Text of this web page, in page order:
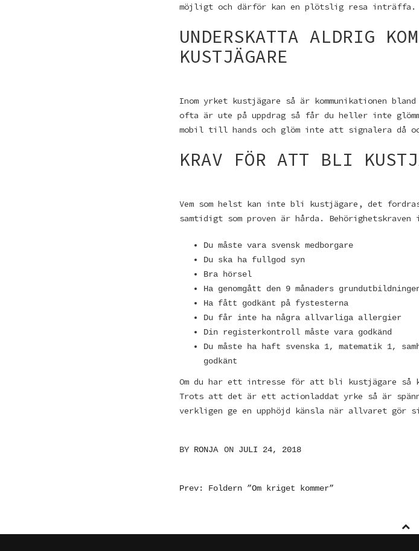
möjligt och därför kan en plötslig resa inträffa.
UNDERSKATTA ALDRIG
KUSTJÄGARE
Inom yrket kustjägare så är kommunikationen
ofta är ute på uppdrag så får du heller inte
mobil till hands och glöm inte att signalera då
KRAV FÖR ATT BLI
Vem som helst kan inte bli kustjägare, det
samtidigt som proven är hårda.
Du måste vara svensk medborgare
Du ska ha fullgod syn
Bra hörsel
Ha genomgått den 9 månaders
Ha fått godkänt på fystesterna
Du får inte ha några allvarliga allergier
Din registerkontroll måste vara godkänd
Du måste ha haft svenska 1, matematik 1,
godkänt
Om du har ett intresse för att bli kustjägare så
Trots att det är ett actionladdat yrke så är
verkligen ge en upphöjd känsla när allvaret gör
BY RONJA ON JULI 24, 2018
INLÄGGSNAVIGERING
Prev: Foldern ”Om kriget kommer”